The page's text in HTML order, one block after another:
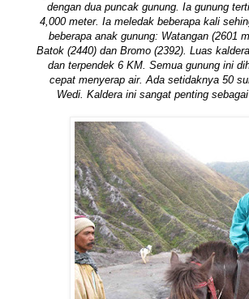
dengan dua puncak gunung. Ia gunung
4,000 meter. Ia meledak beberapa kali
beberapa anak gunung: Watangan (2601
Batok (2440) dan Bromo (2392). Luas
dan terpendek 6 KM. Semua gunung ini
cepat menyerap air. Ada setidaknya 50
Wedi. Kaldera ini sangat penting